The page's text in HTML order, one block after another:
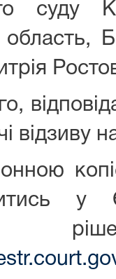
суду
область,
відзиву
у